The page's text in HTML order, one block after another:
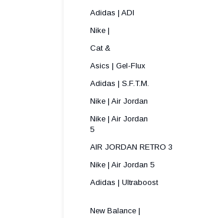
Adidas | ADI
Nike |
Cat &
Asics | Gel-Flux
Adidas | S.F.T.M.
Nike | Air Jordan
Nike | Air Jordan
AIR JORDAN RETRO 3
Nike | Air Jordan 5
Adidas | Ultraboost
New Balance |